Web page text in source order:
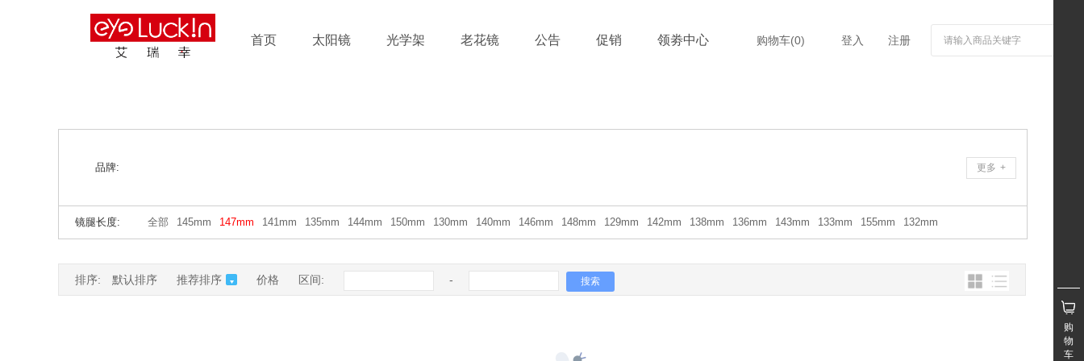
首页 太阳镜 光学架 老花镜 公告 促销 领劵中心 购物车(0) 登入 注册
购
物
车
品牌: 更多 +
镜腿长度: 全部 145mm 147mm 141mm 135mm 144mm 150mm 130mm 140mm 146mm 148mm 129mm 142mm 138mm 136mm 143mm 133mm 155mm 132mm
排序: 默认排序 推荐排序 价格 区间: -